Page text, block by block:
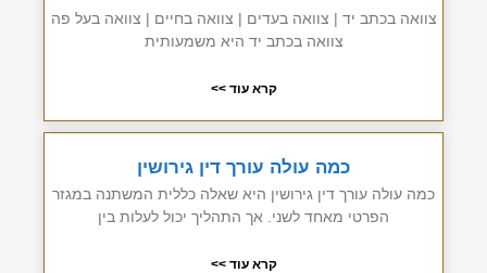
צוואה בכתב יד | צוואה בעדים | צוואה בחיים | צוואה בעל פה
צוואה בכתב יד היא משמעותית
קרא עוד >>
כמה עולה עורך דין גירושין
כמה עולה עורך דין גירושין היא שאלה כללית המשתנה במגזר
הפרטי מאחד לשני. אך התהליך יכול לעלות בין
קרא עוד >>